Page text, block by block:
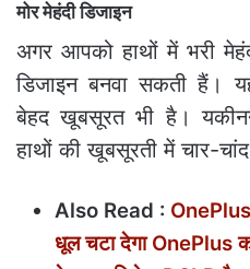
मोर मेहंदी डिजाइन
अगर आपको हाथों में भरी
डिजाइन बनवा सकती हैं।
बेहद खूबसूरत भी है।
हाथों की खूबसूरती में चार-
Also Read :
धूल चटा देगा OnePlus